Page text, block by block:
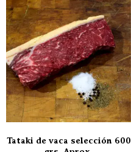
Tataki de vaca selección 600